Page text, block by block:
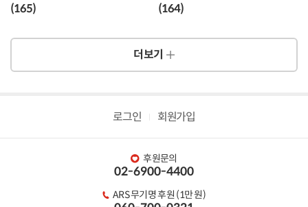
(165)
(164)
더보기
로그인 회원가입
후원문의
02-6900-4400
ARS 무기명 후원 (1만 원)